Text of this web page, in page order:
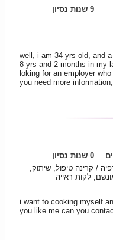
9 שנות נסיון
well, i am 34 yrs old, and
8 yrs and 2 months in my
loking for an employer
you need more
0 שנות נסיון
/ קרינה טיפול, שיתוק,
לקות ראייה
i want to cooking myself
you like me can you